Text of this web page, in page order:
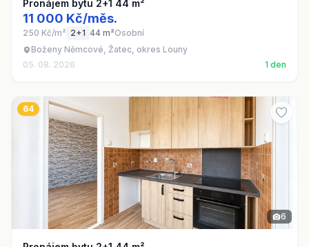
Pronájem bytu 2+1 44 m²
11 000 Kč/měs.
250 Kč/m² 2+1 44 m²Osobní
Boženy Němcové, Žatec, okres Louny
05. 08. 2026
1 den
64
6